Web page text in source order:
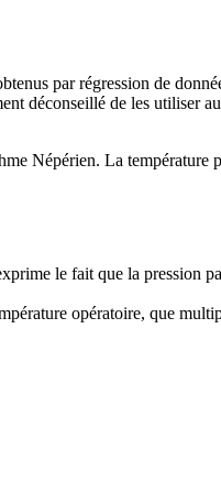
par régression de
déconseillé de les utiliser
Népérien. La
le fait que la pression
opératoire, que